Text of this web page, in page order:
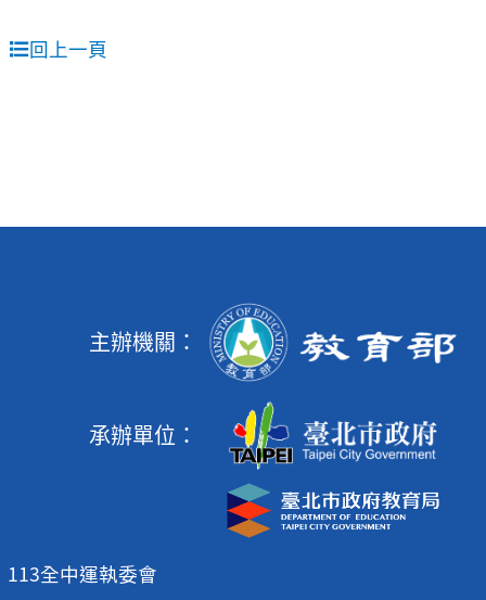
回上一頁
主辦機關：
承辦單位：
113全中運執委會